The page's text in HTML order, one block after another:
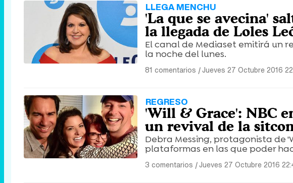
LLEGA MENCHU
'La que se avecina'
la llegada de Loles
El canal de Mediaset emitirá un
la noche del lunes.
81 comentarios |Jueves 27 Octubre 2016
REGRESO
'Will & Grace': NBC
un revival de la
Debra Messing, protagonista de
plataformas en las que poder
3 comentarios |Jueves 27 Octubre 2016